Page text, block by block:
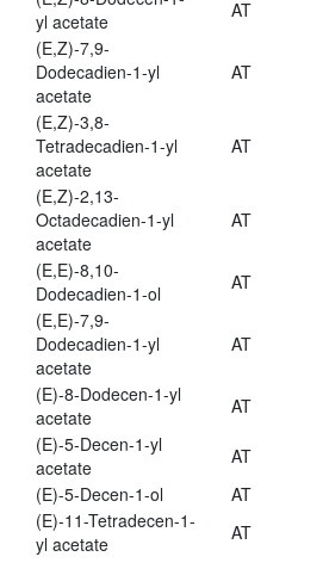
yl acetate
AT
(E,Z)-7,9-
Dodecadien-1-yl
acetate
AT
(E,Z)-3,8-
Tetradecadien-1-yl
acetate
AT
(E,Z)-2,13-
Octadecadien-1-yl
acetate
AT
(E,E)-8,10-
Dodecadien-1-ol
AT
(E,E)-7,9-
Dodecadien-1-yl
acetate
AT
(E)-8-Dodecen-1-yl
acetate
AT
(E)-5-Decen-1-yl
acetate
AT
(E)-5-Decen-1-ol
AT
(E)-11-Tetradecen-1-
yl acetate
AT